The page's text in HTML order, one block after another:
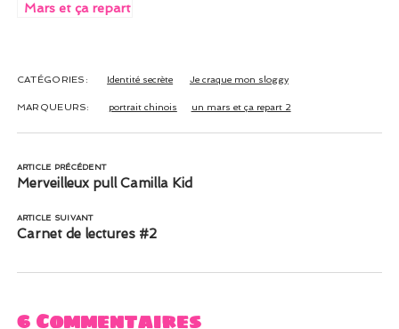
Mars et ça repart
CATÉGORIES: Identité secrète Je craque mon sloggy
MARQUEURS: portrait chinois un mars et ça repart 2
ARTICLE PRÉCÉDENT
Merveilleux pull Camilla Kid
ARTICLE SUIVANT
Carnet de lectures #2
6 Commentaires